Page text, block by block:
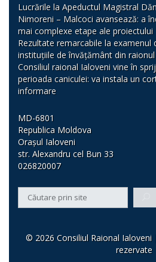
Lucrările la Apeductul Magistral
Nimoreni – Malcoci avansează: a
mai complexe etape ale proiectului
Rezultate remarcabile la examenul
instituțiile de învățământ din
Consiliul raional Ialoveni vine în
perioada caniculei: va instala un
informare
MD-6801
Republica Moldova
Orașul Ialoveni
str. Alexandru cel Bun 33
026820007
© 2026 Consiliul Raional
rezervate